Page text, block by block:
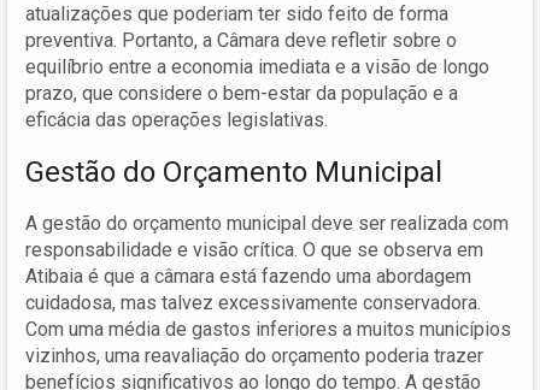
atualizações que poderiam ter sido feito de forma
preventiva. Portanto, a Câmara deve refletir sobre o
equilíbrio entre a economia imediata e a visão de longo
prazo, que considere o bem-estar da população e a
eficácia das operações legislativas.
Gestão do Orçamento Municipal
A gestão do orçamento municipal deve ser realizada com
responsabilidade e visão crítica. O que se observa em
Atibaia é que a câmara está fazendo uma abordagem
cuidadosa, mas talvez excessivamente conservadora.
Com uma média de gastos inferiores a muitos municípios
vizinhos, uma reavaliação do orçamento poderia trazer
benefícios significativos ao longo do tempo. A gestão